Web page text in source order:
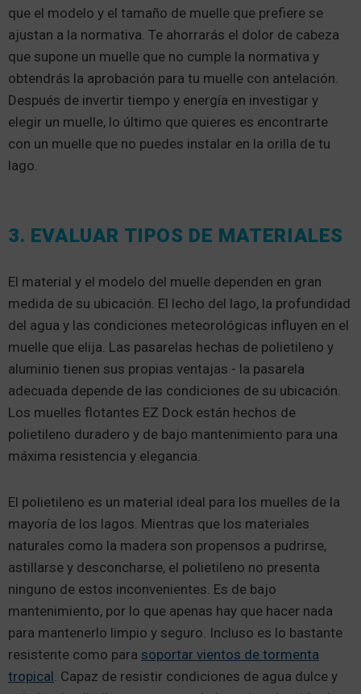
que el modelo y el tamaño de muelle que prefiere se
ajustan a la normativa. Te ahorrarás el dolor de cabeza
que supone un muelle que no cumple la normativa y
obtendrás la aprobación para tu muelle con antelación.
Después de invertir tiempo y energía en investigar y
elegir un muelle, lo último que quieres es encontrarte
con un muelle que no puedes instalar en la orilla de tu
lago.
3. EVALUAR TIPOS DE MATERIALES
El material y el modelo del muelle dependen en gran
medida de su ubicación. El lecho del lago, la profundidad
del agua y las condiciones meteorológicas influyen en el
muelle que elija. Las pasarelas hechas de polietileno y
aluminio tienen sus propias ventajas - la pasarela
adecuada depende de las condiciones de su ubicación.
Los muelles flotantes EZ Dock están hechos de
polietileno duradero y de bajo mantenimiento para una
máxima resistencia y elegancia.
El polietileno es un material ideal para los muelles de la
mayoría de los lagos. Mientras que los materiales
naturales como la madera son propensos a pudrirse,
astillarse y desconcharse, el polietileno no presenta
ninguno de estos inconvenientes. Es de bajo
mantenimiento, por lo que apenas hay que hacer nada
para mantenerlo limpio y seguro. Incluso es lo bastante
resistente como para soportar vientos de tormenta
tropical. Capaz de resistir condiciones de agua dulce y